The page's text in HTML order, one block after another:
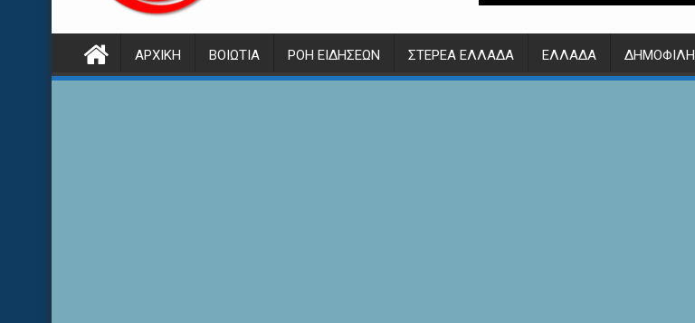
ΑΡΧΙΚΉ ΒΟΙΩΤΊΑ ΡΟΉ ΕΙΔΉΣΕΩΝ ΣΤΕΡΕΆ ΕΛΛΆΔΑ ΕΛΛΆΔΑ ΔΗΜΟΦΙΛΉ